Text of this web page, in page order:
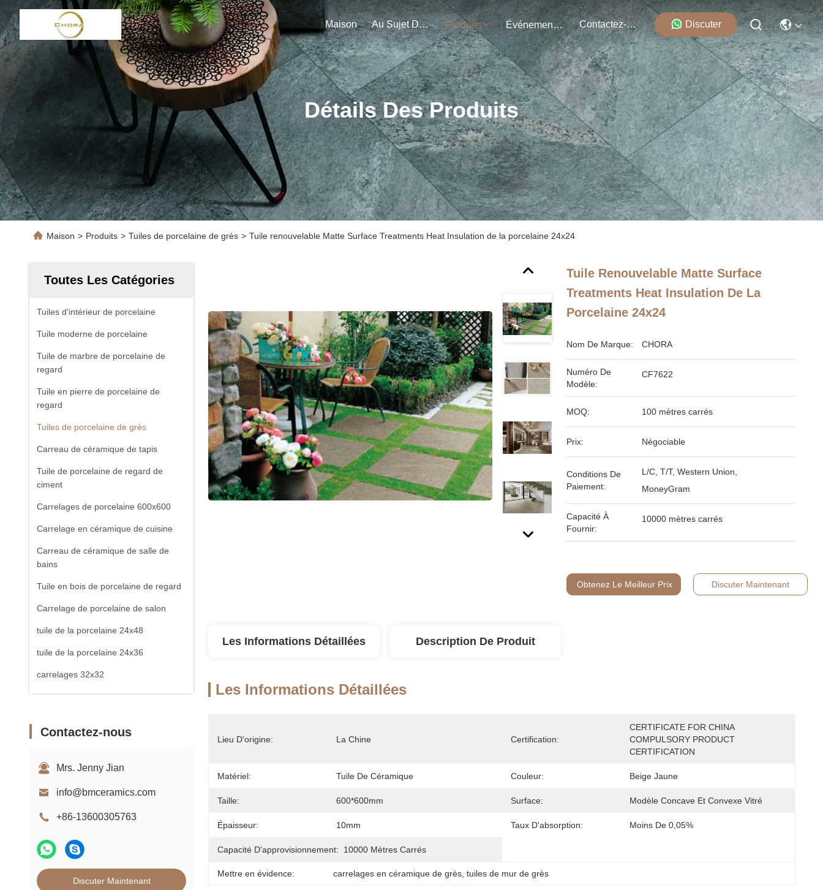
Maison Au Sujet De Nous Produits Événements Contactez-Nous Discuter
Détails Des Produits
Maison > Produits > Tuiles de porcelaine de grès > Tuile renouvelable Matte Surface Treatments Heat Insulation de la porcelaine 24x24
Toutes Les Catégories
Tuiles d'intérieur de porcelaine
Tuile moderne de porcelaine
Tuile de marbre de porcelaine de
regard
Tuile en pierre de porcelaine de
regard
Tuiles de porcelaine de grès
Carreau de céramique de tapis
Tuile de porcelaine de regard de
ciment
Carrelages de porcelaine 600x600
Carrelage en céramique de cuisine
Carreau de céramique de salle de
bains
Tuile en bois de porcelaine de regard
Carrelage de porcelaine de salon
tuile de la porcelaine 24x48
tuile de la porcelaine 24x36
carrelages 32x32
Carreau de dalle de porcelaine
Contactez-nous
Mrs. Jenny Jian
info@bmceramics.com
+86-13600305763
Discuter Maintenant
Tuile Renouvelable Matte Surface
Treatments Heat Insulation De La
Porcelaine 24x24
Nom De Marque: CHORA
Numéro De
Modèle:
CF7622
MOQ: 100 mètres carrés
Prix: Négociable
Conditions De
Paiement:
L/C, T/T, Western Union,
MoneyGram
Capacité À
Fournir:
10000 mètres carrés
Obtenez Le Meilleur Prix Discuter Maintenant
Les Informations Détaillées Description De Produit
Les Informations Détaillées
Lieu D'origine: La Chine Certification:
CERTIFICATE FOR CHINA
COMPULSORY PRODUCT
CERTIFICATION
Matériel: Tuile De Céramique Couleur: Beige Jaune
Taille: 600*600mm Surface: Modèle Concave Et Convexe Vitré
Épaisseur: 10mm Taux D'absorption: Moins De 0,05%
Capacité D'approvisionnement: 10000 Mètres Carrés
Mettre en évidence: carrelages en céramique de grès, tuiles de mur de grès